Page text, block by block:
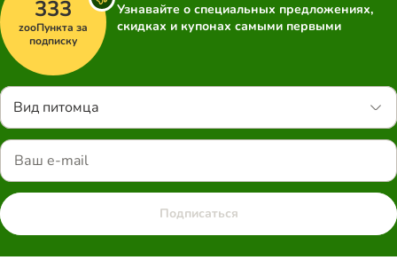
333
zooПункта за
подписку
Узнавайте о специальных предложениях,
скидках и купонах самыми первыми
Вид питомца
Подписаться